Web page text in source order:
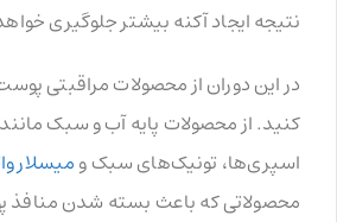
نتیجه ایجاد آکنه‌ بیشتر جلوگیری
در این دوران از محصولات مراقبتی
کنید. از محصولات پایه آب و سبک
اسپری‌ها، تونیک‌های سبک ومیسلار
محصولاتی که باعث بسته شدن